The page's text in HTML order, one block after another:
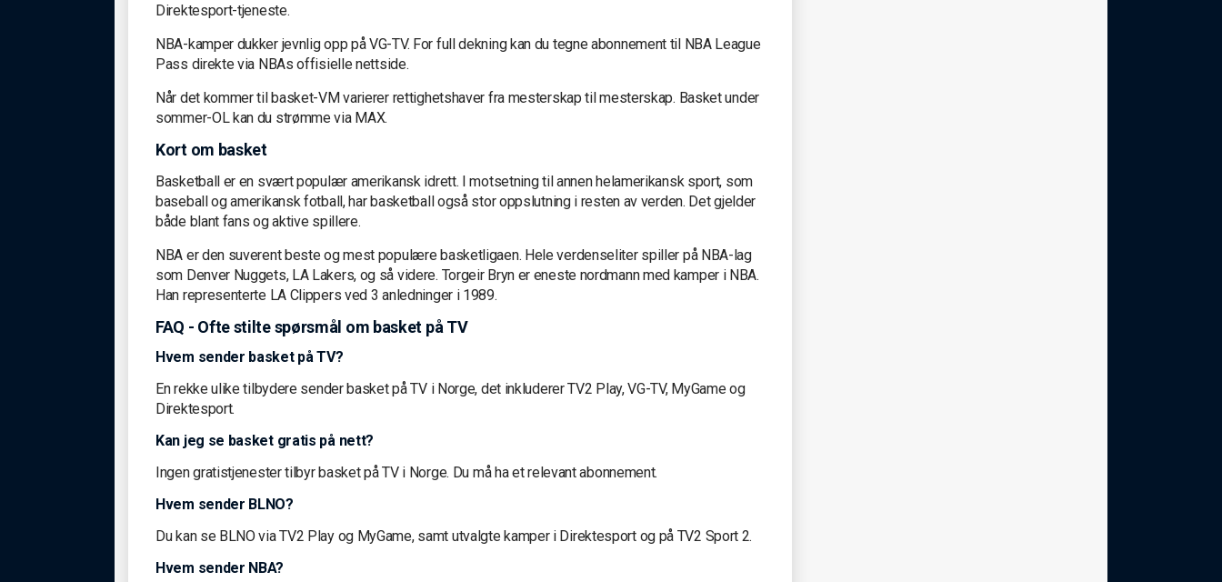
Direktesport-tjeneste.
NBA-kamper dukker jevnlig opp på VG-TV. For full dekning kan du tegne abonnement til NBA League
Pass direkte via NBAs offisielle nettside.
Når det kommer til basket-VM varierer rettighetshaver fra mesterskap til mesterskap. Basket under
sommer-OL kan du strømme via MAX.
Kort om basket
Basketball er en svært populær amerikansk idrett. I motsetning til annen helamerikansk sport, som
baseball og amerikansk fotball, har basketball også stor oppslutning i resten av verden. Det gjelder
både blant fans og aktive spillere.
NBA er den suverent beste og mest populære basketligaen. Hele verdenseliter spiller på NBA-lag
som Denver Nuggets, LA Lakers, og så videre. Torgeir Bryn er eneste nordmann med kamper i NBA.
Han representerte LA Clippers ved 3 anledninger i 1989.
FAQ - Ofte stilte spørsmål om basket på TV
Hvem sender basket på TV?
En rekke ulike tilbydere sender basket på TV i Norge, det inkluderer TV2 Play, VG-TV, MyGame og
Direktesport.
Kan jeg se basket gratis på nett?
Ingen gratistjenester tilbyr basket på TV i Norge. Du må ha et relevant abonnement.
Hvem sender BLNO?
Du kan se BLNO via TV2 Play og MyGame, samt utvalgte kamper i Direktesport og på TV2 Sport 2.
Hvem sender NBA?